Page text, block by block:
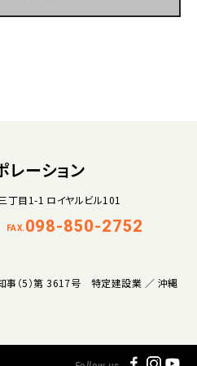
レーション
目1-1 ロイヤルビル101
FAX. 098-850-2752
（5）第 3617号 特定建設業 ／ 沖縄